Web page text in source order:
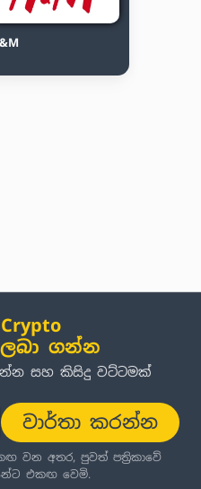
ගන්න
සහ කිසිදු වට්ටමක්
වාර්තා කරන්න
වන අතර, පුවත් පත්‍රිකාවේ
එකඟ වෙමි.